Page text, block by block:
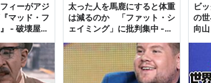
ィーがアジ
マッド・フ
- 破壊屋ブ
太った人を馬鹿にすると体重
は減るのか 「ファット・シ
ェイミング」に批判集中 -
ビ
の
向